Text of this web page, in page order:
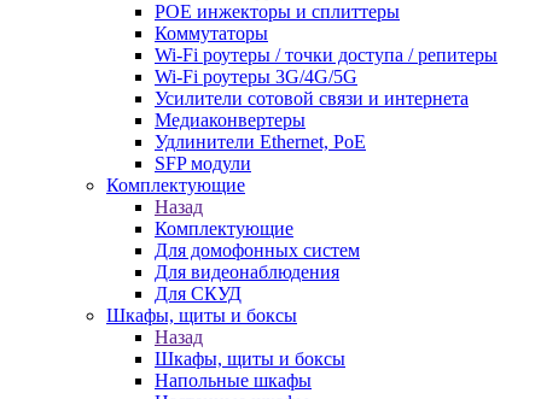
POE инжекторы и сплиттеры
Коммутаторы
Wi-Fi роутеры / точки доступа / репитеры
Wi-Fi роутеры 3G/4G/5G
Усилители сотовой связи и интернета
Медиаконвертеры
Удлинители Ethernet, PoE
SFP модули
Комплектующие
Назад
Комплектующие
Для домофонных систем
Для видеонаблюдения
Для СКУД
Шкафы, щиты и боксы
Назад
Шкафы, щиты и боксы
Напольные шкафы